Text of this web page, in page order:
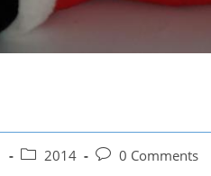
Post 2014
Post0 Comments